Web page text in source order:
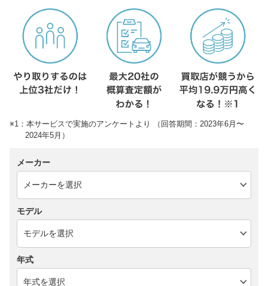
※1：本サービスで実施のアンケートより （回答期間：2023年6月〜
2024年5月）
メーカー
モデル
年式